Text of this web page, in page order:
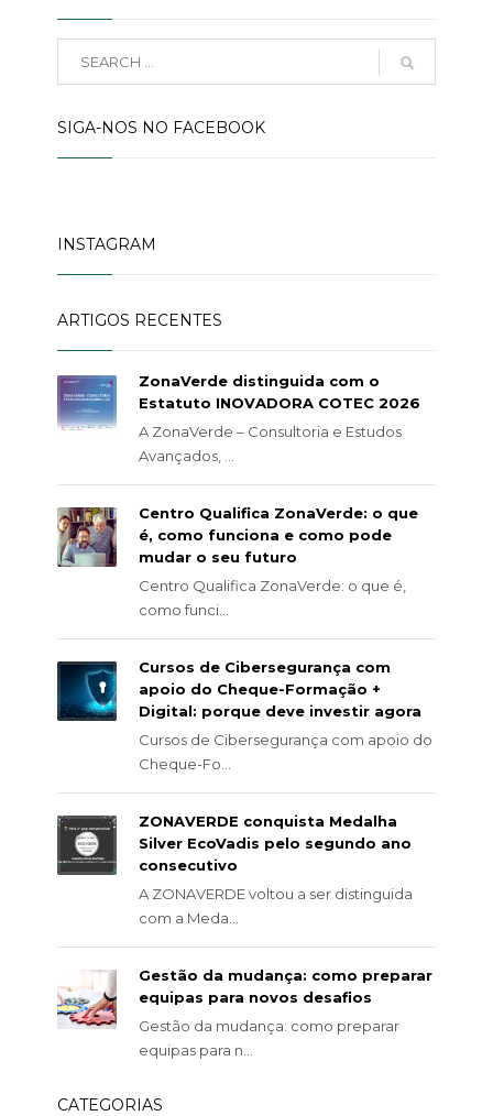
SIGA-NOS NO FACEBOOK
INSTAGRAM
ARTIGOS RECENTES
ZonaVerde distinguida com o
Estatuto INOVADORA COTEC 2026
A ZonaVerde – Consultoria e Estudos
Avançados, ...
Centro Qualifica ZonaVerde: o que
é, como funciona e como pode
mudar o seu futuro
Centro Qualifica ZonaVerde: o que é,
como funci...
Cursos de Cibersegurança com
apoio do Cheque-Formação +
Digital: porque deve investir agora
Cursos de Cibersegurança com apoio do
Cheque-Fo...
ZONAVERDE conquista Medalha
Silver EcoVadis pelo segundo ano
consecutivo
A ZONAVERDE voltou a ser distinguida
com a Meda...
Gestão da mudança: como preparar
equipas para novos desafios
Gestão da mudança: como preparar
equipas para n...
CATEGORIAS